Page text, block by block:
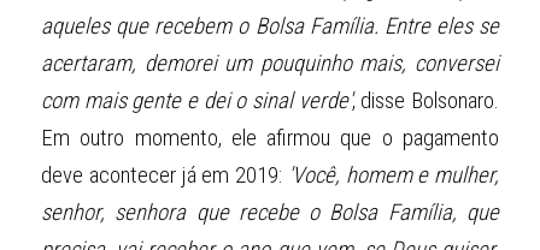
aqueles que recebem o Bolsa Família. Entre eles se
acertaram, demorei um pouquinho mais, conversei
com mais gente e dei o sinal verde', disse Bolsonaro.
Em outro momento, ele afirmou que o pagamento
deve acontecer já em 2019: 'Você, homem e mulher,
senhor, senhora que recebe o Bolsa Família, que